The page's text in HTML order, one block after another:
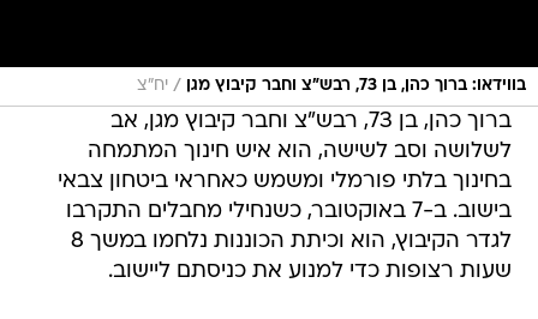
בווידאו: ברוך כהן, בן 73, רבש"צ וחבר קיבוץ מגן / יח"צ
ברוך כהן, בן 73, רבש"צ וחבר קיבוץ מגן, אב
לשלושה וסב לשישה, הוא איש חינוך המתמחה
בחינוך בלתי פורמלי ומשמש כאחראי ביטחון צבאי
בישוב. ב-7 באוקטובר, כשנחילי מחבלים התקרבו
לגדר הקיבוץ, הוא וכיתת הכוננות נלחמו במשך 8
שעות רצופות כדי למנוע את כניסתם ליישוב.